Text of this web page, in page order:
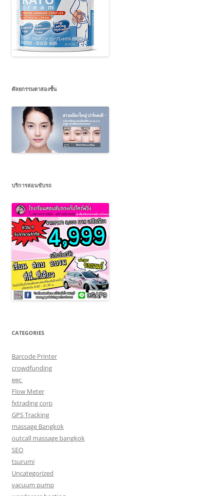
ศัลยกรรมตาสองชั้น
บริการสอนขับรถ
CATEGORIES
Barcode Printer
crowdfunding
eec
Flow Meter
fxtrading corp
GPS Tracking
massage Bangkok
outcall massage bangkok
SEO
tsurumi
Uncategorized
vacuum pump